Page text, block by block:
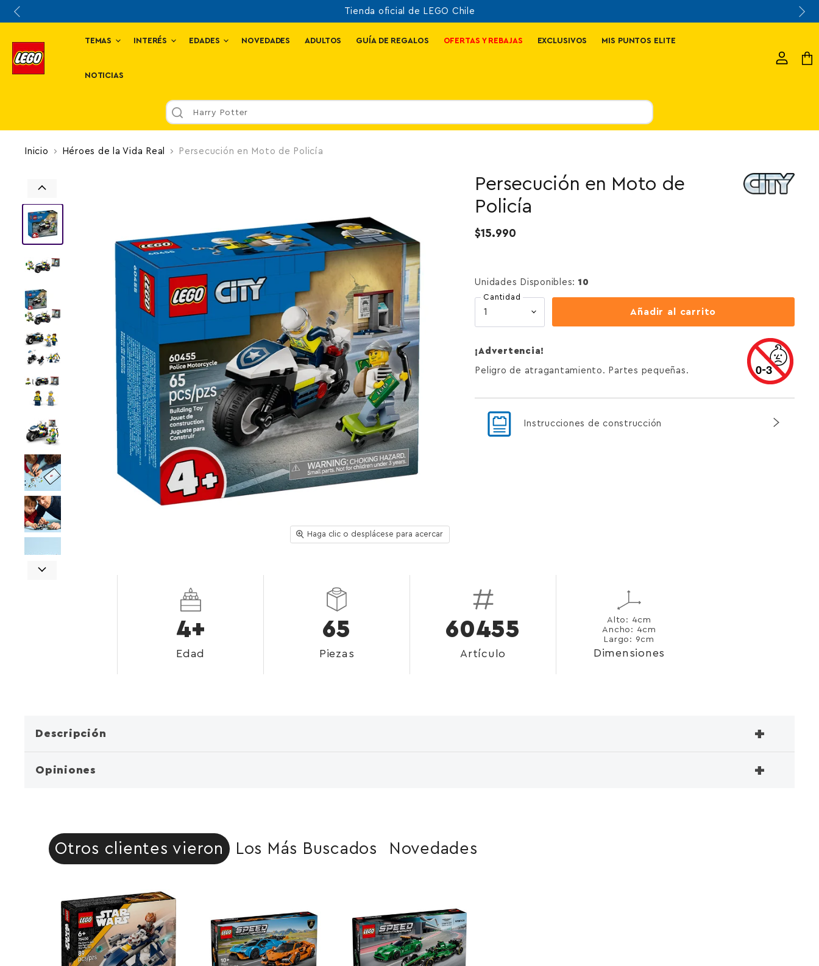
TEMAS INTERÉS EDADES NOVEDADES ADULTOS GUÍA DE REGALOS OFERTAS Y REBAJAS EXCLUSIVOS MIS PUNTOS ELITE
NOTICIAS
Harry Potter
Inicio Héroes de la Vida Real Persecución en Moto de Policía
Haga clic o desplácese para acercar
Persecución en Moto de
Policía
$15.990
Unidades Disponibles:10
Cantidad
Añadir al carrito
¡Advertencia!
Peligro de atragantamiento. Partes pequeñas.
Instrucciones de construcción
4+
Edad
65
Piezas
60455
Artículo
Alto: 4cm
Ancho: 4cm
Largo: 9cm
Dimensiones
Descripción +
Opiniones +
Otros clientes vieron Los Más Buscados Novedades